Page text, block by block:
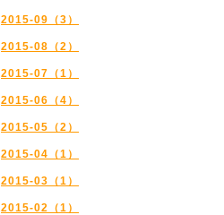
2015-09（3）
2015-08（2）
2015-07（1）
2015-06（4）
2015-05（2）
2015-04（1）
2015-03（1）
2015-02（1）